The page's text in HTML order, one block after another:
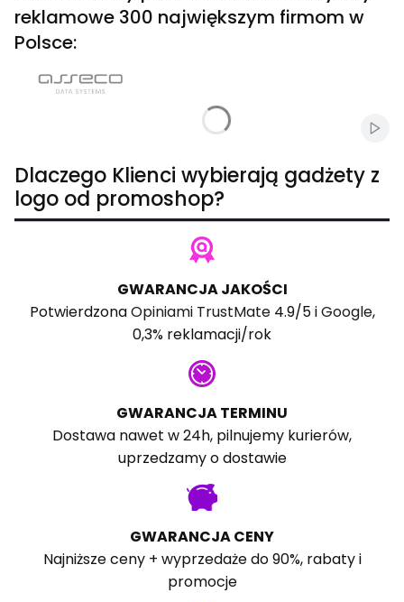
reklamowe 300 największym firmom w
Polsce:
Dlaczego Klienci wybierają gadżety z
logo od promoshop?
GWARANCJA JAKOŚCI
PotwierdzonaOpiniami TrustMate4.9/5 iGoogle,
0,3% reklamacji/rok
GWARANCJA TERMINU
Dostawa nawet w 24h, pilnujemy kurierów,
uprzedzamy o dostawie
GWARANCJA CENY
Najniższe ceny + wyprzedaże do 90%, rabaty i
promocje